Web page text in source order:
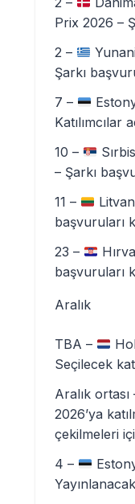
Prix 2026 –
2 –
Şarkı
7 –
Katılımcılar
10 –
– Şarkı
11 –
başvuruları
23 –
başvuruları
Aralık
TBA –
Seçilecek
Aralık ortası
2026’ya
çekilmeleri
4 –